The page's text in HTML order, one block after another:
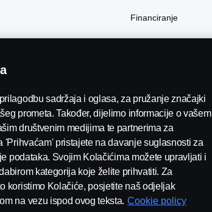
Financiranje
Kolačići Kontaktirajte nas Whistleblowing
sadržaja i oglasa, za pružanje značajki
prometa. Također, dijelimo informacije o vašem
društvenim medijima te partnerima za
pristajete na davanje suglasnosti za
podataka. Svojim Kolačićima možete upravljati i
kategorija koje želite prihvatiti. Za
koristimo Kolačiće, posjetite naš odjeljak
na vezu ispod ovog teksta. Cookie policy